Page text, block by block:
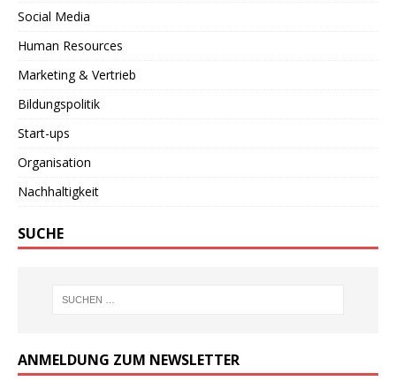
Social Media
Human Resources
Marketing & Vertrieb
Bildungspolitik
Start-ups
Organisation
Nachhaltigkeit
SUCHE
ANMELDUNG ZUM NEWSLETTER